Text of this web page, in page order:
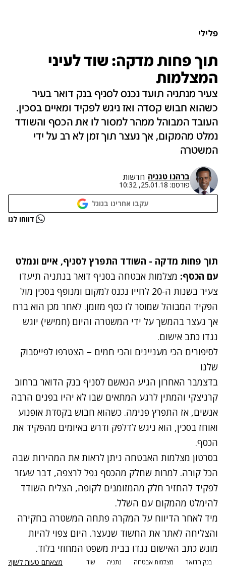
פלילי
תוך פחות מדקה: שוד לעיני
המצלמות
צעיר מנתניה תועד נכנס לסניף בנק דואר בעיר
כשהוא חבוש קסדה ואז ניגש לפקיד ומאיים בסכין.
העובד המבוהל ממהר למסור לו את הכסף והשודד
נמלט מהמקום, אך נעצר תוך זמן לא רב על ידי
המשטרה
ברהנו טגניה חדשות
פורסם: 25.01.18, 10:32
עקבו אחרינו בגוגל
נתקלנו בבעיה דווחו לנו
תוך פחות מדקה - השודד התפרץ לסניף, איים ונמלט
עם הכסף: מצלמות אבטחה בסניף דואר בנתניה תיעדו
צעיר בשנות ה-20 לחייו נכנס למקום ומנופף בסכין מול
הפקיד המבוהל שמוסר לו כסף מזומן. לאחר מכן הוא ברח
אך נעצר בהמשך על ידי המשטרה והיום (חמישי) יוגש
נגדו כתב אישום.
לסיפורים הכי מעניינים והכי חמים – הצטרפו לפייסבוק
שלנו
בדצמבר האחרון הגיע הנאשם לסניף בנק הדואר ברחוב
קרניצקי והמתין לרגע המתאים שבו לא יהיו בפנים הרבה
אנשים, אז התפרץ פנימה. כשהוא חבוש בקסדת אופנוע
ואוחז בסכין, הוא ניגש לדלפק ודרש באיומים מהפקיד את
הכסף.
בסרטון מצלמות האבטחה ניתן לראות את המהירות שבה
הכל קורה. למרות שחלק מהכסף נפל לרצפה, דבר שעזר
לפקיד להחזיר חלק מהמזומנים לקופה, הצליח השודד
להימלט מהמקום עם השלל.
מיד לאחר הדיווח על המקרה פתחה המשטרה בחקירה
והצליחה לאתר את החשוד שנעצר. היום צפוי להיות
מוגש כתב האישום נגדו בבית משפט המחוזי בלוד.
בנק הדואר מצלמות אבטחה נתניה שוד מצאתם טעות לשון?